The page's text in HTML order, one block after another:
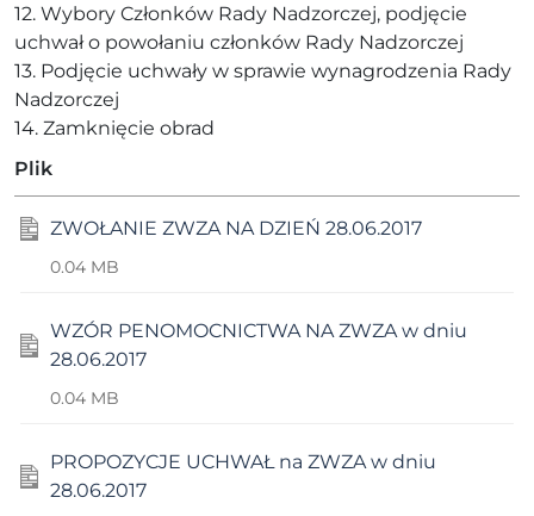
12. Wybory Członków Rady Nadzorczej, podjęcie
uchwał o powołaniu członków Rady Nadzorczej
13. Podjęcie uchwały w sprawie wynagrodzenia Rady
Nadzorczej
14. Zamknięcie obrad
Plik
ZWOŁANIE ZWZA NA DZIEŃ 28.06.2017
0.04 MB
WZÓR PENOMOCNICTWA NA ZWZA w dniu
28.06.2017
0.04 MB
PROPOZYCJE UCHWAŁ na ZWZA w dniu
28.06.2017